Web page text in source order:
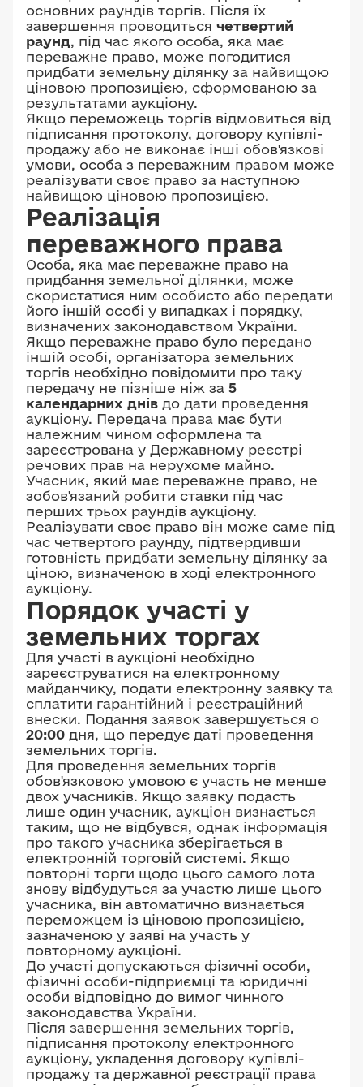
основних раундів торгів. Після їх
завершення проводиться четвертий
раунд, під час якого особа, яка має
переважне право, може погодитися
придбати земельну ділянку за найвищою
ціновою пропозицією, сформованою за
результатами аукціону.
Якщо переможець торгів відмовиться від
підписання протоколу, договору купівлі-
продажу або не виконає інші обов'язкові
умови, особа з переважним правом може
реалізувати своє право за наступною
найвищою ціновою пропозицією.
Реалізація
переважного права
Особа, яка має переважне право на
придбання земельної ділянки, може
скористатися ним особисто або передати
його іншій особі у випадках і порядку,
визначених законодавством України.
Якщо переважне право було передано
іншій особі, організатора земельних
торгів необхідно повідомити про таку
передачу не пізніше ніж за 5
календарних днів до дати проведення
аукціону. Передача права має бути
належним чином оформлена та
зареєстрована у Державному реєстрі
речових прав на нерухоме майно.
Учасник, який має переважне право, не
зобов'язаний робити ставки під час
перших трьох раундів аукціону.
Реалізувати своє право він може саме під
час четвертого раунду, підтвердивши
готовність придбати земельну ділянку за
ціною, визначеною в ході електронного
аукціону.
Порядок участі у
земельних торгах
Для участі в аукціоні необхідно
зареєструватися на електронному
майданчику, подати електронну заявку та
сплатити гарантійний і реєстраційний
внески. Подання заявок завершується о
20:00 дня, що передує даті проведення
земельних торгів.
Для проведення земельних торгів
обов'язковою умовою є участь не менше
двох учасників. Якщо заявку подасть
лише один учасник, аукціон визнається
таким, що не відбувся, однак інформація
про такого учасника зберігається в
електронній торговій системі. Якщо
повторні торги щодо цього самого лота
знову відбудуться за участю лише цього
учасника, він автоматично визнається
переможцем із ціновою пропозицією,
зазначеною у заяві на участь у
повторному аукціоні.
До участі допускаються фізичні особи,
фізичні особи-підприємці та юридичні
особи відповідно до вимог чинного
законодавства України.
Після завершення земельних торгів,
підписання протоколу електронного
аукціону, укладення договору купівлі-
продажу та державної реєстрації права